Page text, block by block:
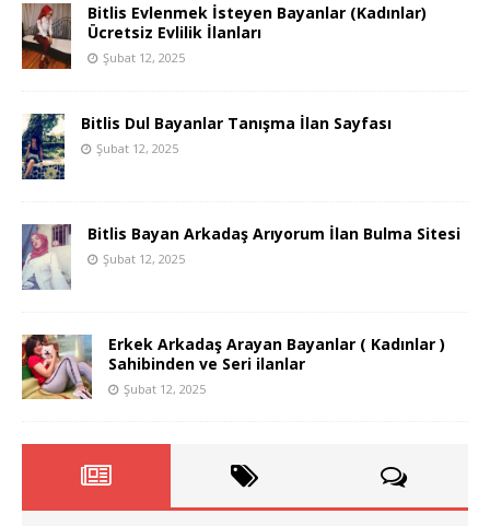
Bitlis Evlenmek İsteyen Bayanlar (Kadınlar)
Ücretsiz Evlilik İlanları
Şubat 12, 2025
Bitlis Dul Bayanlar Tanışma İlan Sayfası
Şubat 12, 2025
Bitlis Bayan Arkadaş Arıyorum İlan Bulma Sitesi
Şubat 12, 2025
Erkek Arkadaş Arayan Bayanlar ( Kadınlar )
Sahibinden ve Seri ilanlar
Şubat 12, 2025